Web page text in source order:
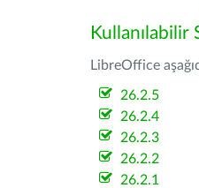
Kullanılabilir
LibreOffice
26.2.5
26.2.4
26.2.3
26.2.2
26.2.1